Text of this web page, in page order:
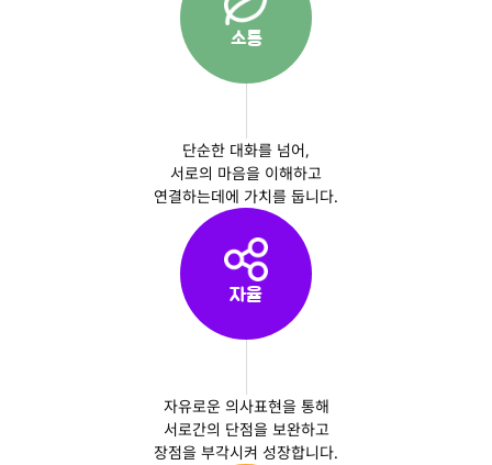
소통
단순한 대화를 넘어,
서로의 마음을 이해하고
연결하는데에 가치를 둡니다.
자율
자유로운 의사표현을 통해
서로간의 단점을 보완하고
장점을 부각시켜 성장합니다.